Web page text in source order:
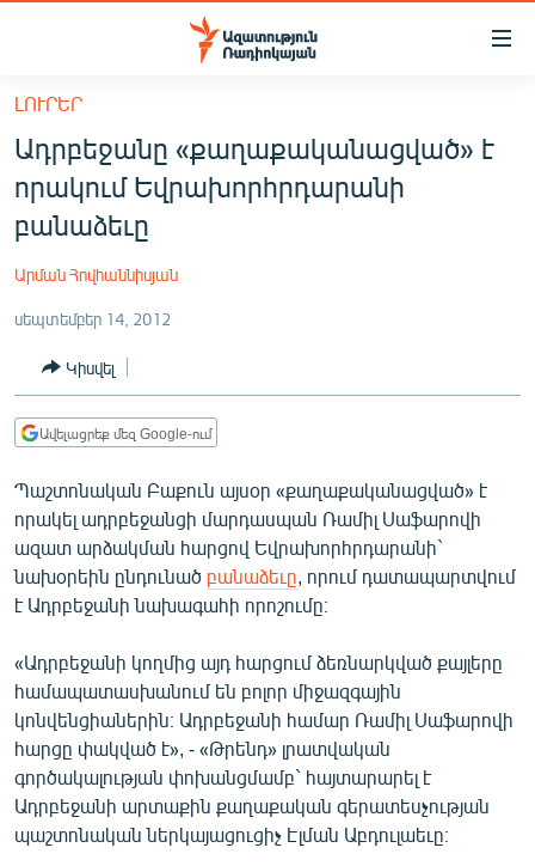
Մատչելիության
հիմնական
բովանդակությանը
հիմնական
մենյուին
ՀԱՅԱՍՏԱՆ
ՔԱՂԱՔԱԿԱՆ
ՏՆՏԵՍՈՒԹՅՈՒՆ
ՂԱՐԱԲԱՂ
ՏԱՐԱԾԱՇՐՋԱՆ
ՄԻՋԱԶԳԱՅԻՆ
ՄՇԱԿՈՒՅԹ
ՄԵԿՆԱԲԱՆՈՒԹՅՈՒՆ
ՏՏ ԵՒ ԻՆՏԵՐՆԵՏ
ԿՈՐՈՆԱՎԻՐՈՒՍ
ԱՐԽԻՎ
ԼՈՒՐԵՐ
Ադրբեջանը «քաղաքականացված» է
որակում Եվրախորհրդարանի
բանաձեւը
Արման Հովհաննիսյան
սեպտեմբեր 14, 2012
Կիսվել
Ավելացրեք մեզ Google-ում
Պաշտոնական Բաքուն այսօր «քաղաքականացված» է
որակել ադրբեջանցի մարդասպան Ռամիլ Սաֆարովի
ազատ արձակման հարցով Եվրախորհրդարանի`
նախօրեին ընդունած բանաձեւը, որում դատապարտվում
է Ադրբեջանի նախագահի որոշումը։
«Ադրբեջանի կողմից այդ հարցում ձեռնարկված քայլերը
համապատասխանում են բոլոր միջազգային
կոնվենցիաներին։ Ադրբեջանի համար Ռամիլ Սաֆարովի
հարցը փակված է», - «Թրենդ» լրատվական
գործակալության փոխանցմամբ` հայտարարել է
Ադրբեջանի արտաքին քաղաքական գերատեսչության
պաշտոնական ներկայացուցիչ Էլման Աբդուլաեւը։